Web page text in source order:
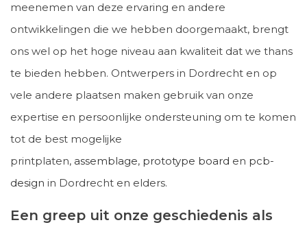
meenemen van deze ervaring en andere
ontwikkelingen die we hebben doorgemaakt, brengt
ons wel op het hoge niveau aan kwaliteit dat we thans
te bieden hebben. Ontwerpers in Dordrecht en op
vele andere plaatsen maken gebruik van onze
expertise en persoonlijke ondersteuning om te komen
tot de best mogelijke
printplaten, assemblage, prototype board en pcb-
design in Dordrecht en elders.
Een greep uit onze geschiedenis als